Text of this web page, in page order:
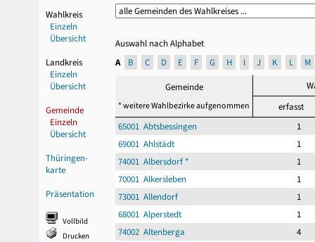
Wahlkreis
Einzeln
Übersicht
Landkreis
Einzeln
Übersicht
Gemeinde
Einzeln
Übersicht
Thüringen-
karte
Präsentation
Vollbild
Drucken
Auswahl nach Alphabet
A
B C D E F G H I J K L M
Gemeinde
* weitere Wahlbezirke aufgenommen
erfasst
65001 Abtsbessingen
1
69001 Ahlstädt
1
74001 Albersdorf *
1
70001 Alkersleben
1
73001 Allendorf
1
68001 Alperstedt
1
74002 Altenberga
4